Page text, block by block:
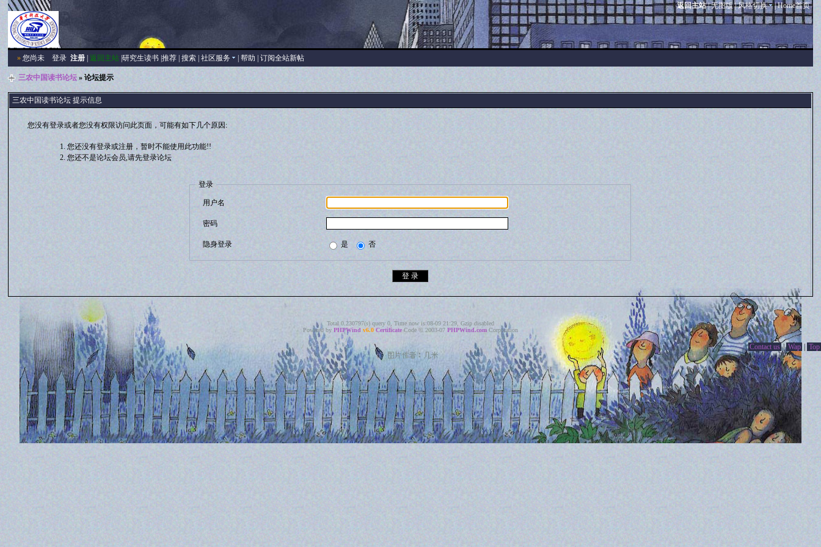
返回主站|无图版|风格切换 |Home首页
» 您尚未登录 注册 |返回主站 |研究生读书 |推荐 |搜索 |社区服务 |帮助 |订阅全站新帖
三农中国读书论坛 » 论坛提示
三农中国读书论坛 提示信息
您没有登录或者您没有权限访问此页面，可能有如下几个原因:
您还没有登录或注册，暂时不能使用此功能!!
您还不是论坛会员,请先登录论坛
登录
用户名
密码
隐身登录 是 否
Total 0.230797(s) query 0, Time now is:08-09 21:29, Gzip disabled
Powered by PHPWind v6.0 Certificate Code © 2003-07 PHPWind.com Corporation
Contact us | Wap | Top